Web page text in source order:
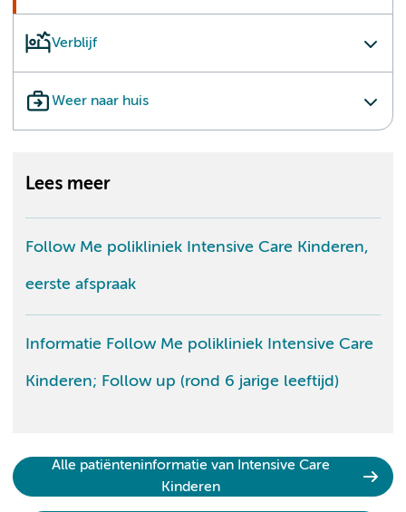
Verblijf
Weer naar huis
Lees meer
Follow Me polikliniek Intensive Care Kinderen,
eerste afspraak
Informatie Follow Me polikliniek Intensive Care
Kinderen; Follow up (rond 6 jarige leeftijd)
Alle patiënteninformatie van Intensive Care
Kinderen